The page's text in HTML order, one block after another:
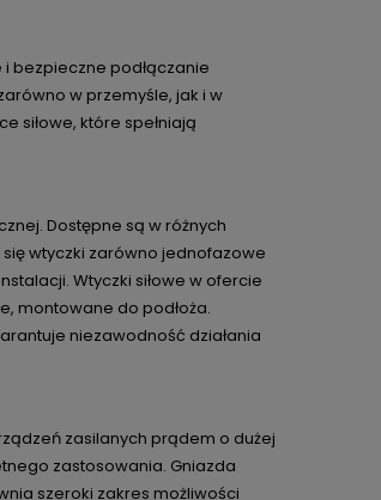
bezpieczne podłączanie
w przemyśle, jak i w
siłowe, które spełniają
Dostępne są w różnych
wtyczki zarówno jednofazowe
Wtyczki siłowe w ofercie
montowane do podłoża.
niezawodność działania
zasilanych prądem o dużej
zastosowania. Gniazda
szeroki zakres możliwości